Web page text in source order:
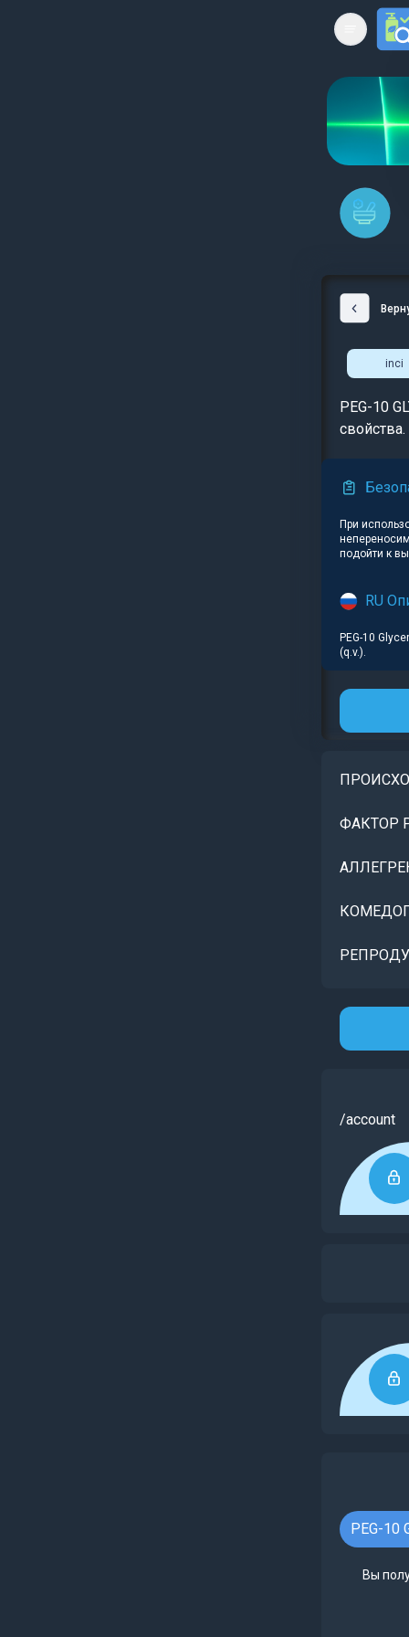
Open
inci
PEG-10
свойства.
При
подойти к
RU
PEG-10
(q.v.).
ФАКТОР
/account
PEG-10
Вы